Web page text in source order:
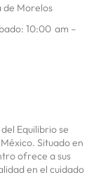
de Morelos
10:00 am –
Equilibrio se
Situado en
ofrece a sus
en el cuidado